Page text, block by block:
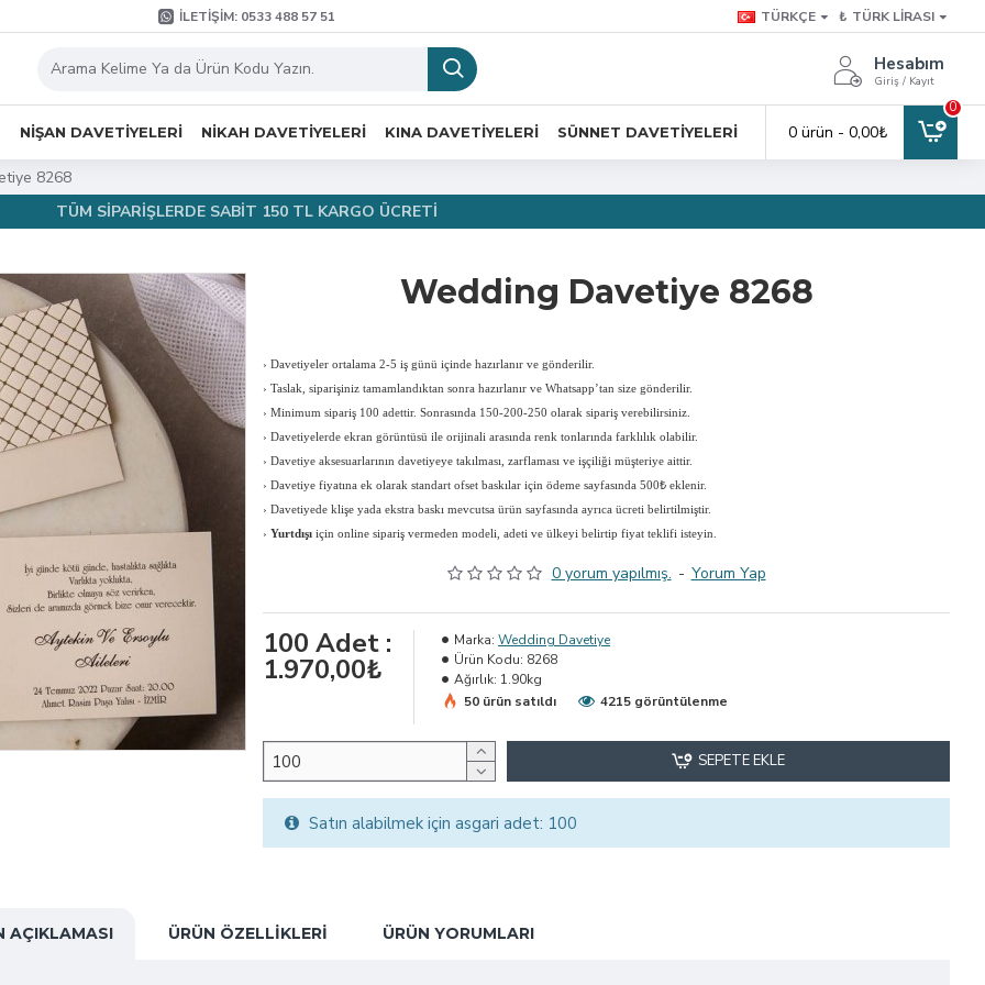
İLETIŞIM: 0533 488 57 51 TÜRKÇE ₺ TÜRK LIRASI
Hesabım
Giriş / Kayıt
NIŞAN DAVETIYELERI NIKAH DAVETIYELERI KINA DAVETIYELERI SÜNNET DAVETIYELERI 0 ürün - 0,00₺
0
8268
TÜM SİPARİŞLERDE SABİT 150 TL KARGO ÜCRETİ
Wedding Davetiye 8268
› Davetiyeler ortalama 2-5 iş günü içinde hazırlanır ve gönderilir.
› Taslak, siparişiniz tamamlandıktan sonra hazırlanır ve Whatsapp’tan size gönderilir.
› Minimum sipariş 100 adettir. Sonrasında 150-200-250 olarak sipariş verebilirsiniz.
› Davetiyelerde ekran görüntüsü ile orijinali arasında renk tonlarında farklılık olabilir.
› Davetiye aksesuarlarının davetiyeye takılması, zarflaması ve işçiliği müşteriye aittir.
› Davetiye fiyatına ek olarak standart ofset baskılar için ödeme sayfasında 500₺ eklenir.
› Davetiyede klişe yada ekstra baskı mevcutsa ürün sayfasında ayrıca ücreti belirtilmiştir.
› Yurtdışı için online sipariş vermeden modeli, adeti ve ülkeyi belirtip fiyat teklifi isteyin.
0 yorum yapılmış. - Yorum Yap
100 Adet :
1.970,00₺
Marka: Wedding Davetiye
Ürün Kodu: 8268
Ağırlık: 1.90kg
50 ürün satıldı
4215 görüntülenme
SEPETE EKLE
Satın alabilmek için asgari adet: 100
AÇIKLAMASI ÜRÜN ÖZELLIKLERI ÜRÜN YORUMLARI